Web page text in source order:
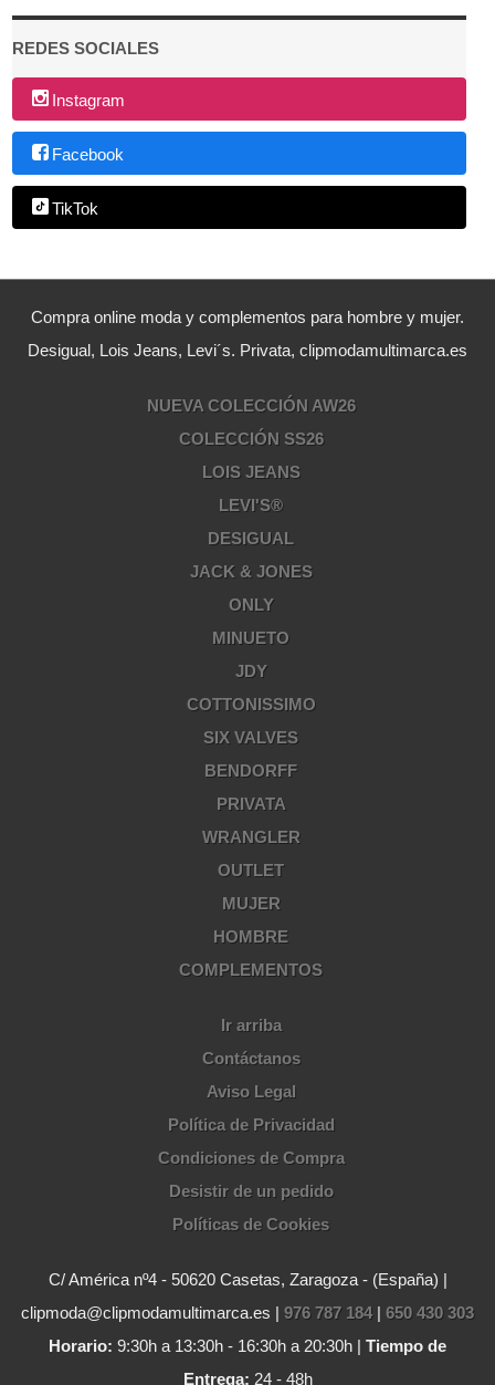
REDES SOCIALES
Instagram
Facebook
TikTok
Compra online moda y complementos para hombre y mujer.
Desigual, Lois Jeans, Levi´s. Privata, clipmodamultimarca.es
NUEVA COLECCIÓN AW26
COLECCIÓN SS26
LOIS JEANS
LEVI'S®
DESIGUAL
JACK & JONES
ONLY
MINUETO
JDY
COTTONISSIMO
SIX VALVES
BENDORFF
PRIVATA
WRANGLER
OUTLET
MUJER
HOMBRE
COMPLEMENTOS
Ir arriba
Contáctanos
Aviso Legal
Política de Privacidad
Condiciones de Compra
Desistir de un pedido
Políticas de Cookies
C/ América nº4 - 50620 Casetas, Zaragoza - (España) |
clipmoda@clipmodamultimarca.es | 976 787 184| 650 430 303
Horario: 9:30h a 13:30h - 16:30h a 20:30h | Tiempo de
Entrega: 24 - 48h